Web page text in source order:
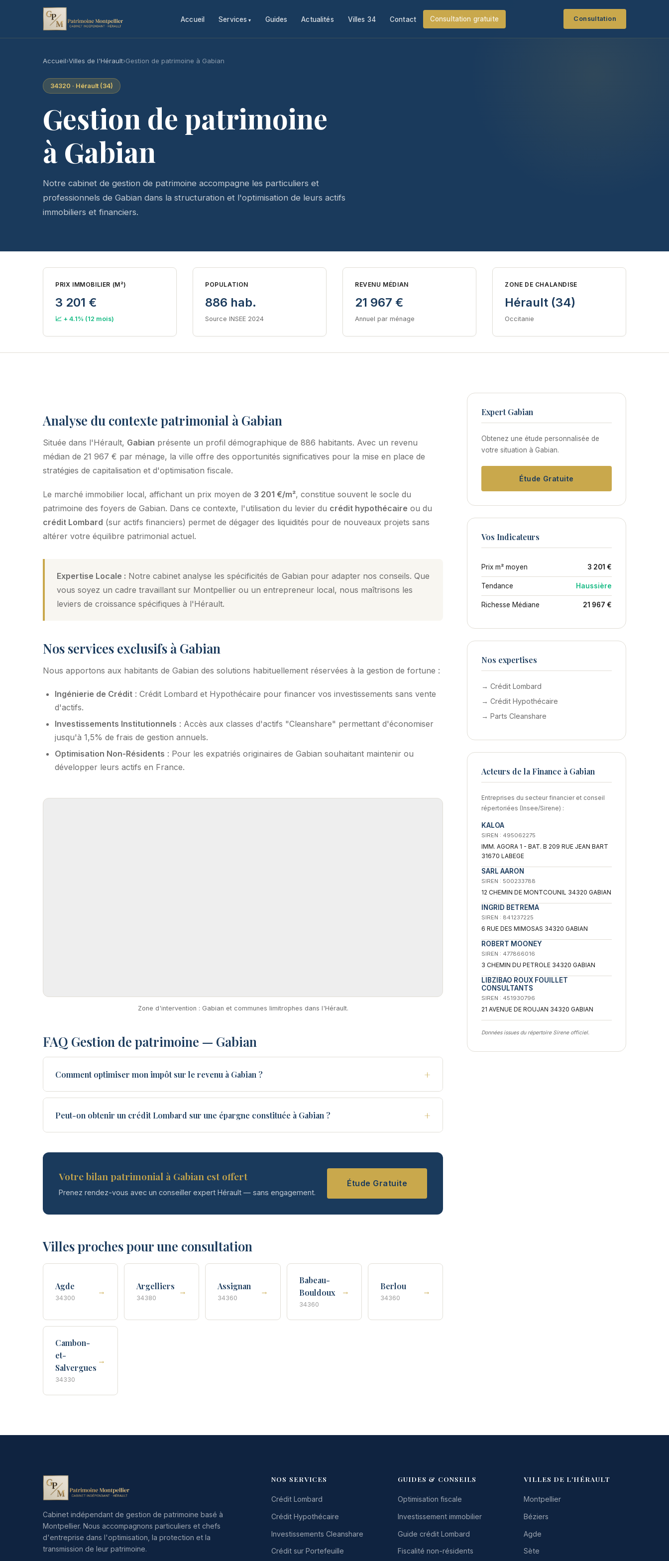
Accueil Services Guides Actualités Villes 34 Contact Consultation gratuite Consultation
Accueil›Villes de l'Hérault›Gestion de patrimoine à Gabian
34320 · Hérault (34)
Gestion de patrimoine
à Gabian
Notre cabinet de gestion de patrimoine accompagne les particuliers et
professionnels de Gabian dans la structuration et l'optimisation de leurs actifs
immobiliers et financiers.
PRIX IMMOBILIER (M²)
3 201 €
📈 + 4.1% (12 mois)
POPULATION
886 hab.
Source INSEE 2024
REVENU MÉDIAN
21 967 €
Annuel par ménage
ZONE DE CHALANDISE
Hérault (34)
Occitanie
Analyse du contexte patrimonial à Gabian
Située dans l'Hérault, Gabian présente un profil démographique de 886 habitants. Avec un revenu
médian de 21 967 € par ménage, la ville offre des opportunités significatives pour la mise en place de
stratégies de capitalisation et d'optimisation fiscale.
Le marché immobilier local, affichant un prix moyen de 3 201 €/m², constitue souvent le socle du
patrimoine des foyers de Gabian. Dans ce contexte, l'utilisation du levier du crédit hypothécaire ou du
crédit Lombard (sur actifs financiers) permet de dégager des liquidités pour de nouveaux projets sans
altérer votre équilibre patrimonial actuel.
Expertise Locale : Notre cabinet analyse les spécificités de Gabian pour adapter nos conseils. Que
vous soyez un cadre travaillant sur Montpellier ou un entrepreneur local, nous maîtrisons les
leviers de croissance spécifiques à l'Hérault.
Nos services exclusifs à Gabian
Nous apportons aux habitants de Gabian des solutions habituellement réservées à la gestion de fortune :
Ingénierie de Crédit : Crédit Lombard et Hypothécaire pour financer vos investissements sans vente
d'actifs.
Investissements Institutionnels : Accès aux classes d'actifs "Cleanshare" permettant d'économiser
jusqu'à 1,5% de frais de gestion annuels.
Optimisation Non-Résidents : Pour les expatriés originaires de Gabian souhaitant maintenir ou
développer leurs actifs en France.
Zone d'intervention : Gabian et communes limitrophes dans l'Hérault.
FAQ Gestion de patrimoine — Gabian
Comment optimiser mon impôt sur le revenu à Gabian ? +
Peut-on obtenir un crédit Lombard sur une épargne constituée à Gabian ? +
Votre bilan patrimonial à Gabian est offert
Prenez rendez-vous avec un conseiller expert Hérault — sans engagement.
Étude Gratuite
Villes proches pour une consultation
Agde
34300
→
Argelliers
34380
→
Assignan
34360
→
Babeau-
Bouldoux
34360
→
Berlou
34360
→
Cambon-
et-
Salvergues
34330
→
Expert Gabian
Obtenez une étude personnalisée de
votre situation à Gabian.
Étude Gratuite
Vos Indicateurs
Prix m² moyen 3 201 €
Tendance Haussière
Richesse Médiane 21 967 €
Nos expertises
→ Crédit Lombard
→ Crédit Hypothécaire
→ Parts Cleanshare
Acteurs de la Finance à Gabian
Entreprises du secteur financier et conseil
répertoriées (Insee/Sirene) :
KALOA
SIREN : 495062275
IMM. AGORA 1 - BAT. B 209 RUE JEAN BART
31670 LABEGE
SARL AARON
SIREN : 500233788
12 CHEMIN DE MONTCOUNIL 34320 GABIAN
INGRID BETREMA
SIREN : 841237225
6 RUE DES MIMOSAS 34320 GABIAN
ROBERT MOONEY
SIREN : 477866016
3 CHEMIN DU PETROLE 34320 GABIAN
LIBZIBAO ROUX FOUILLET
CONSULTANTS
SIREN : 451930796
21 AVENUE DE ROUJAN 34320 GABIAN
Données issues du répertoire Sirene officiel.
Cabinet indépendant de gestion de patrimoine basé à
Montpellier. Nous accompagnons particuliers et chefs
d'entreprise dans l'optimisation, la protection et la
transmission de leur patrimoine.
NOS SERVICES
Crédit Lombard
Crédit Hypothécaire
Investissements Cleanshare
Crédit sur Portefeuille
GUIDES & CONSEILS
Optimisation fiscale
Investissement immobilier
Guide crédit Lombard
Fiscalité non-résidents
VILLES DE L'HÉRAULT
Montpellier
Béziers
Agde
Sète